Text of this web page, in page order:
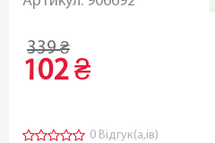
339 ₴
102 ₴
0 Відгук(а,ів)